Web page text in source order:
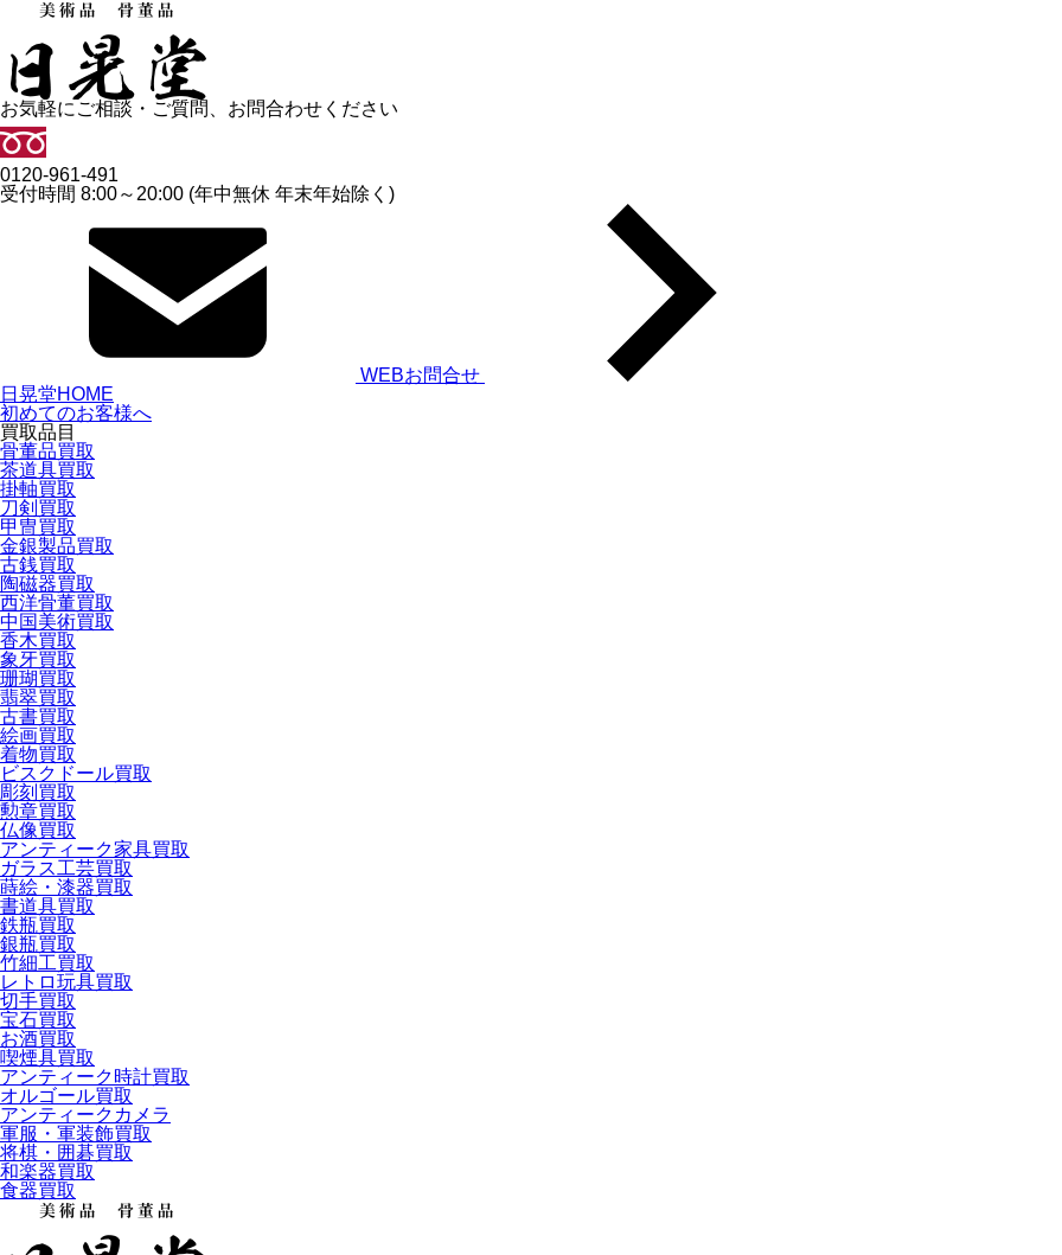
お気軽にご相談・ご質問、お問合わせください
0120-961-491
受付時間 8:00～20:00 (年中無休 年末年始除く)
WEBお問合せ
日晃堂HOME
初めてのお客様へ
買取品目
骨董品買取
茶道具買取
掛軸買取
刀剣買取
甲冑買取
金銀製品買取
古銭買取
陶磁器買取
西洋骨董買取
中国美術買取
香木買取
象牙買取
珊瑚買取
翡翠買取
古書買取
絵画買取
着物買取
ビスクドール買取
彫刻買取
勲章買取
仏像買取
アンティーク家具買取
ガラス工芸買取
蒔絵・漆器買取
書道具買取
鉄瓶買取
銀瓶買取
竹細工買取
レトロ玩具買取
切手買取
宝石買取
お酒買取
喫煙具買取
アンティーク時計買取
オルゴール買取
アンティークカメラ
軍服・軍装飾買取
将棋・囲碁買取
和楽器買取
食器買取